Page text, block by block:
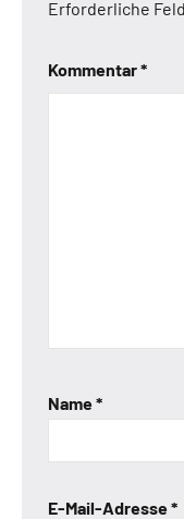
Erforderliche
Kommentar*
Name*
E-Mail-Adresse*